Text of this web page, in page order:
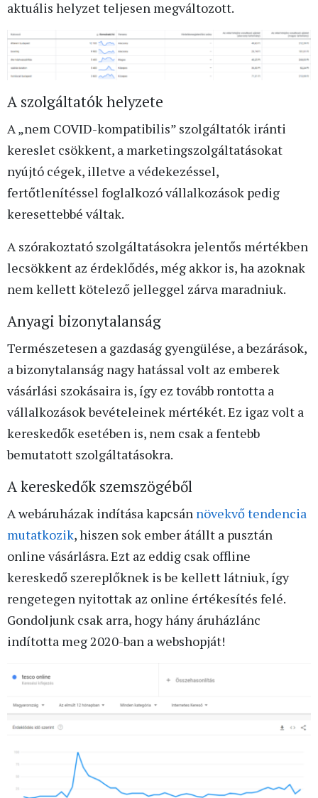
aktuális helyzet teljesen megváltozott.
A szolgáltatók helyzete
A „nem COVID-kompatibilis” szolgáltatók iránti
kereslet csökkent, a marketingszolgáltatásokat
nyújtó cégek, illetve a védekezéssel,
fertőtlenítéssel foglalkozó vállalkozások pedig
keresettebbé váltak.
A szórakoztató szolgáltatásokra jelentős mértékben
lecsökkent az érdeklődés, még akkor is, ha azoknak
nem kellett kötelező jelleggel zárva maradniuk.
Anyagi bizonytalanság
Természetesen a gazdaság gyengülése, a bezárások,
a bizonytalanság nagy hatással volt az emberek
vásárlási szokásaira is, így ez tovább rontotta a
vállalkozások bevételeinek mértékét. Ez igaz volt a
kereskedők esetében is, nem csak a fentebb
bemutatott szolgáltatásokra.
A kereskedők szemszögéből
A webáruházak indítása kapcsán növekvő tendencia
mutatkozik, hiszen sok ember átállt a pusztán
online vásárlásra. Ezt az eddig csak offline
kereskedő szereplőknek is be kellett látniuk, így
rengetegen nyitottak az online értékesítés felé.
Gondoljunk csak arra, hogy hány áruházlánc
indította meg 2020-ban a webshopját!